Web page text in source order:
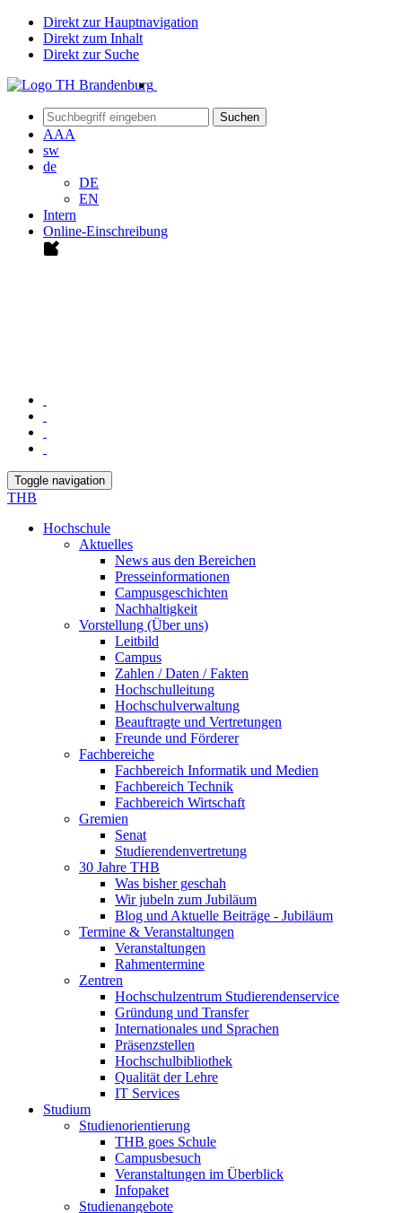
Direkt zur Hauptnavigation
Direkt zum Inhalt
Direkt zur Suche
Suchen
AAA
sw
de
DE
EN
Intern
Online-Einschreibung
Toggle navigation
THB
Hochschule
Aktuelles
News aus den Bereichen
Presseinformationen
Campusgeschichten
Nachhaltigkeit
Vorstellung (Über uns)
Leitbild
Campus
Zahlen / Daten / Fakten
Hochschulleitung
Hochschulverwaltung
Beauftragte und Vertretungen
Freunde und Förderer
Fachbereiche
Fachbereich Informatik und Medien
Fachbereich Technik
Fachbereich Wirtschaft
Gremien
Senat
Studierendenvertretung
30 Jahre THB
Was bisher geschah
Wir jubeln zum Jubiläum
Blog und Aktuelle Beiträge - Jubiläum
Termine & Veranstaltungen
Veranstaltungen
Rahmentermine
Zentren
Hochschulzentrum Studierendenservice
Gründung und Transfer
Internationales und Sprachen
Präsenzstellen
Hochschulbibliothek
Qualität der Lehre
IT Services
Studium
Studienorientierung
THB goes Schule
Campusbesuch
Veranstaltungen im Überblick
Infopaket
Studienangebote